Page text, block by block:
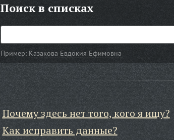
Поиск в списках
Пример: Казакова Евдокия Ефимовна
Почему здесь нет того, кого я ищу?
Как исправить данные?